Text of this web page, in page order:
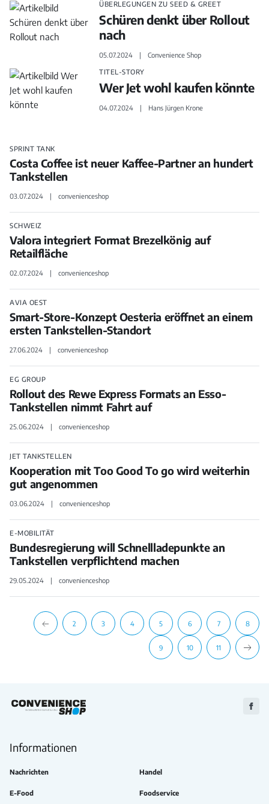
ÜBERLEGUNGEN ZU SEED & GREET
Schüren denkt über Rollout
nach
05.07.2024
Convenience Shop
TITEL-STORY
Wer Jet wohl kaufen könnte
04.07.2024 Hans Jürgen Krone
SPRINT TANK
Costa Coffee ist neuer Kaffee-Partner an hundert
Tankstellen
03.07.2024 convenienceshop
SCHWEIZ
Valora integriert Format Brezelkönig auf
Retailfläche
02.07.2024 convenienceshop
AVIA OEST
Smart-Store-Konzept Oesteria eröffnet an einem
ersten Tankstellen-Standort
27.06.2024 convenienceshop
EG GROUP
Rollout des Rewe Express Formats an Esso-
Tankstellen nimmt Fahrt auf
25.06.2024 convenienceshop
JET TANKSTELLEN
Kooperation mit Too Good To go wird weiterhin
gut angenommen
03.06.2024 convenienceshop
E-MOBILITÄT
Bundesregierung will Schnellladepunkte an
Tankstellen verpflichtend machen
29.05.2024 convenienceshop
2 3 4 5 6 7 8
9 10 11
Zu
Informationen
Nachrichten Handel
E-Food Foodservice